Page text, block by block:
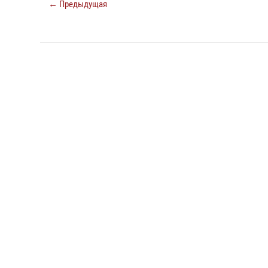
← Предыдущая